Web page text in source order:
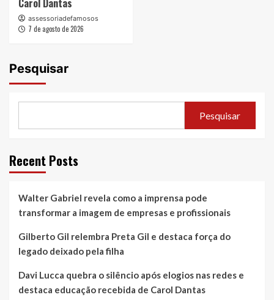
Carol Dantas
assessoriadefamosos
7 de agosto de 2026
Pesquisar
Pesquisar
Recent Posts
Walter Gabriel revela como a imprensa pode
transformar a imagem de empresas e profissionais
Gilberto Gil relembra Preta Gil e destaca força do
legado deixado pela filha
Davi Lucca quebra o silêncio após elogios nas redes e
destaca educação recebida de Carol Dantas